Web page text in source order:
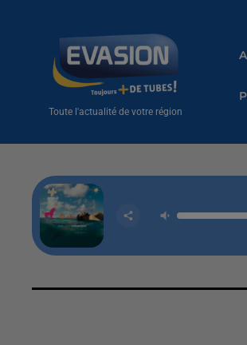
Toute l'actualité de votre région